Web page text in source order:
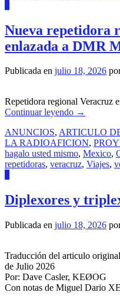
Nueva repetidora
enlazada a DMR
Publicada en julio 18, 2026
Repetidora regional Veracruz
Continuar leyendo →
ANUNCIOS, ARTICULO
LA RADIOAFICION,
hagalo usted mismo, Mexico,
repetidoras, veracruz, Viajes,
Diplexores y
Publicada en julio 18, 2026
Traducción del articulo
de Julio 2026
Por: Dave Casler, KEØOG
Con notas de Miguel Dario